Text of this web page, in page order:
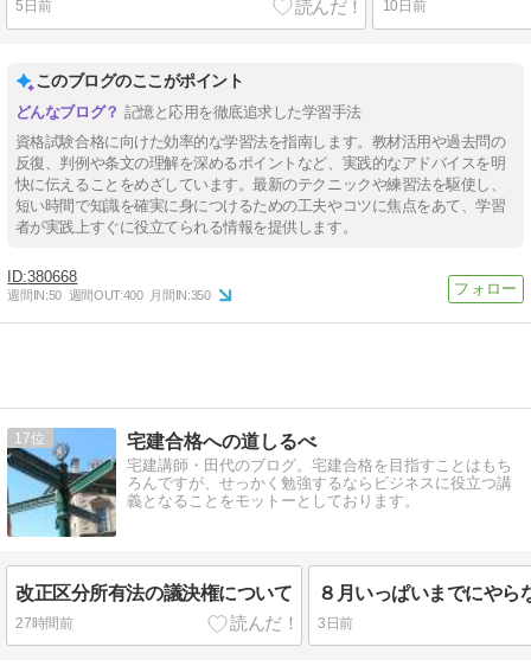
5日前 10日前
このブログのここがポイント
記憶と応用を徹底追求した学習手法
資格試験合格に向けた効率的な学習法を指南します。教材活用や過去問の
反復、判例や条文の理解を深めるポイントなど、実践的なアドバイスを明
快に伝えることをめざしています。最新のテクニックや練習法を駆使し、
短い時間で知識を確実に身につけるための工夫やコツに焦点をあて、学習
者が実践上すぐに役立てられる情報を提供します。
380668
週間IN:50 週間OUT:400 月間IN:350
17 宅建合格への道しるべ
宅建講師・田代のブログ。宅建合格を目指すことはもち
ろんですが、せっかく勉強するならビジネスに役立つ講
義となることをモットーとしております。
改正区分所有法の議決権について
27時間前 3日前